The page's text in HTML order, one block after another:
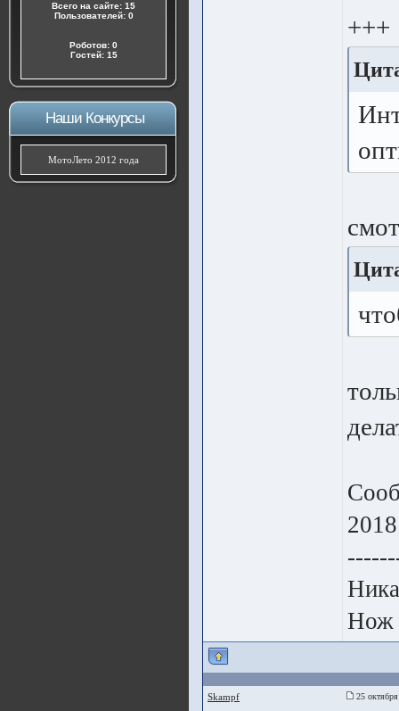
Всего на сайте: 15
Пользователей: 0
Роботов: 0
Гостей: 15
Наши Конкурсы
МотоЛето 2012 года
+++
Нож
Skampf 25